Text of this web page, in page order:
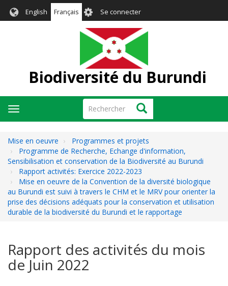
English Français User
account
menu
Se connecter
Biodiversité du Burundi
Rechercher Rechercher
Toggle
navigation
Mise en oeuvre
Programmes et projets
Programme de Recherche, Echange d'information,
Sensibilisation et conservation de la Biodiversité au Burundi
Rapport activités: Exercice 2022-2023
Mise en oeuvre de la Convention de la diversité biologique
au Burundi est suivi à travers le CHM et le MRV pour orienter la
prise des décisions adéquats pour la conservation et utilisation
durable de la biodiversité du Burundi et le rapportage
Rapport des activités du mois
de Juin 2022